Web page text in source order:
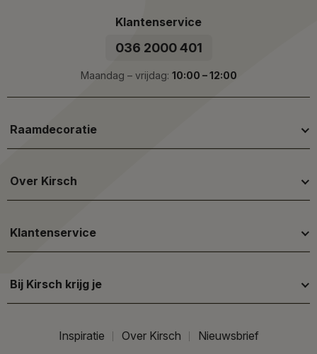
Klantenservice
036 2000 401
Maandag – vrijdag: 10:00 – 12:00
Raamdecoratie
Over Kirsch
Klantenservice
Bij Kirsch krijg je
Inspiratie Over Kirsch Nieuwsbrief